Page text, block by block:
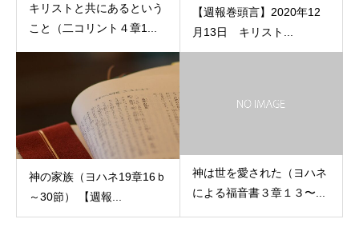
キリストと共にあるという
こと（二コリント４章1...
【週報巻頭言】2020年12
月13日 キリスト...
神の家族（ヨハネ19章16ｂ
～30節） 【週報...
神は世を愛された（ヨハネ
による福音書３章１３〜...